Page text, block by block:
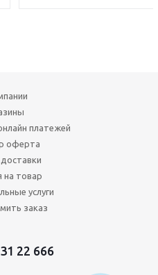
платежей
оферта
на товар
услуги
заказ
22 666